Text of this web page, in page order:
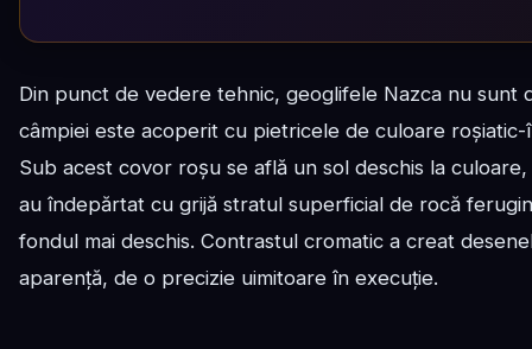
Din punct de vedere tehnic, geoglifele Nazca nu sunt
câmpiei este acoperit cu pietricele de culoare
Sub acest covor roșu se află un sol deschis la
au îndepărtat cu grijă stratul superficial de rocă
fondul mai deschis. Contrastul cromatic a creat
aparență, de o precizie uimitoare în execuție.